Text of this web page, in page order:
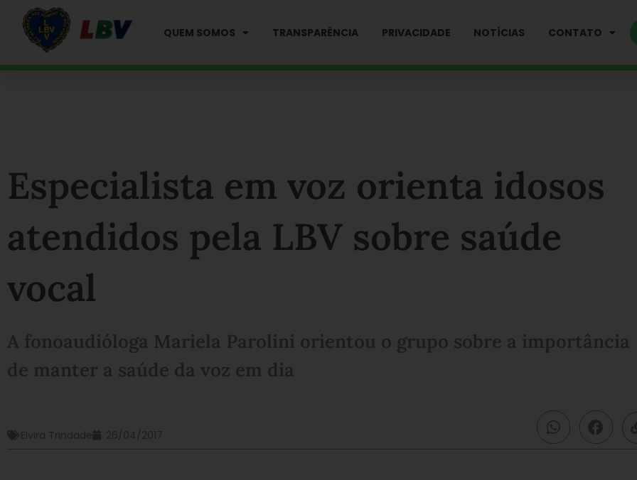
QUEM SOMOS TRANSPARÊNCIA PRIVACIDADE NOTÍCIAS CONTATO
Especialista em voz orienta idosos
atendidos pela LBV sobre saúde
vocal
A fonoaudióloga Mariela Parolini orientou o grupo sobre a importância
de manter a saúde da voz em dia
Elvira Trindade 26/04/2017